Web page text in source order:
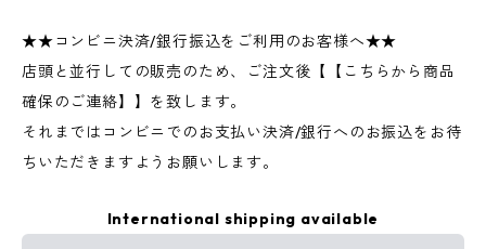
★★コンビニ決済/銀行振込をご利用のお客様へ★★
店頭と並行しての販売のため、ご注文後【【こちらから商品
確保のご連絡】】を致します。
それまではコンビニでのお支払い決済/銀行へのお振込をお待
ちいただきますようお願いします。
International shipping available